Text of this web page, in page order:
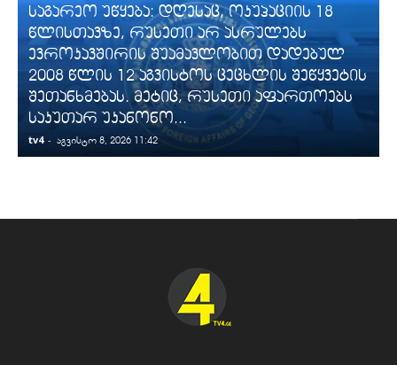
საგარეო უწყება: დღესაც, ოკუპაციის 18
წლისთავზე, რუსეთი არ ასრულებს
ევროკავშირის შუამავლობით დადებულ
2008 წლის 12 აგვისტოს ცეცხლის შეწყვეტის
შეთანხმებას. მეტიც, რუსეთი აფართოებს
საკუთარ უკანონო...
tv4 - აგვისტო 8, 2026 11:42